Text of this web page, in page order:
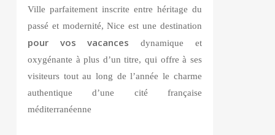
Ville parfaitement inscrite entre héritage du
passé et modernité, Nice est une destination
pour vos vacances dynamique et
oxygénante à plus d’un titre, qui offre à ses
visiteurs tout au long de l’année le charme
authentique d’une cité française
méditerranéenne